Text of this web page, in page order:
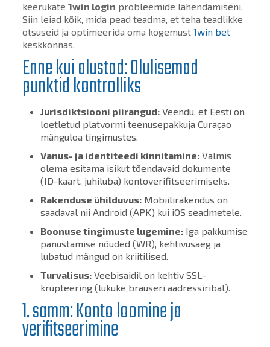
keerukate 1win login probleemide lahendamiseni.
Siin leiad kõik, mida pead teadma, et teha teadlikke
otsuseid ja optimeerida oma kogemust 1win bet
keskkonnas.
Enne kui alustad: Olulisemad
punktid kontrolliks
Jurisdiktsiooni piirangud:Veendu, et Eesti on
loetletud platvormi teenusepakkuja Curaçao
mänguloa tingimustes.
Vanus- ja identiteedi kinnitamine:Valmis
olema esitama isikut tõendavaid dokumente
(ID-kaart, juhiluba) kontoverifitseerimiseks.
Rakenduse ühilduvus:Mobiilirakendus on
saadaval nii Android (APK) kui iOS seadmetele.
Boonuse tingimuste lugemine:Iga pakkumise
panustamise nõuded (WR), kehtivusaeg ja
lubatud mängud on kriitilised.
Turvalisus:Veebisaidil on kehtiv SSL-
krüpteering (lukuke brauseri aadressiribal).
1. samm: Konto loomine ja
verifitseerimine